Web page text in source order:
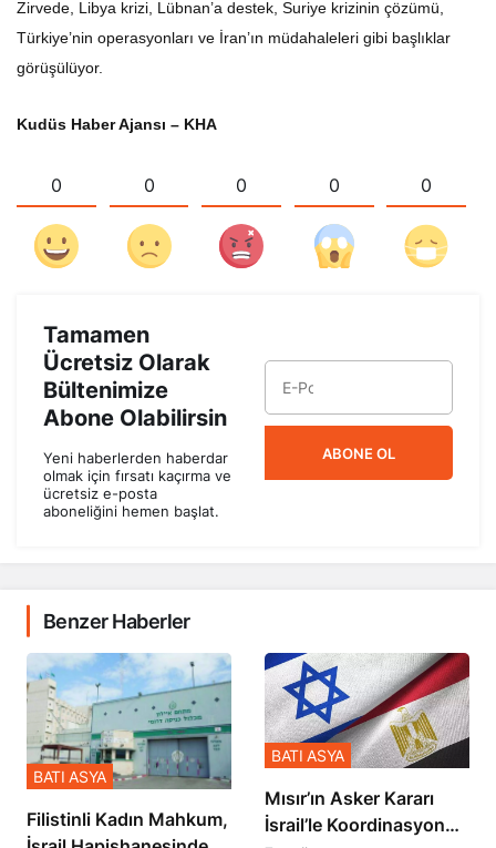
Zirvede, Libya krizi, Lübnan’a destek, Suriye krizinin çözümü,
Türkiye’nin operasyonları ve İran’ın müdahaleleri gibi başlıklar
görüşülüyor.
Kudüs Haber Ajansı – KHA
0 0 0 0 0
Tamamen
Ücretsiz Olarak
Bültenimize
Abone Olabilirsin
Yeni haberlerden haberdar
olmak için fırsatı kaçırma ve
ücretsiz e-posta
aboneliğini hemen başlat.
ABONE OL
Benzer Haberler
Filistinli Kadın Mahkum,
BATI ASYA
Mısır’ın Asker Kararı
İsrail’le Koordinasyon
BATI ASYA